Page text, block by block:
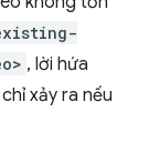
, lời hứa
xảy ra nếu